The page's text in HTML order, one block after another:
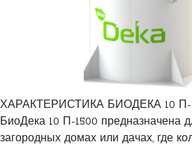
ХАРАКТЕРИСТИКА БИОДЕКА 10 П-
БиоДека 10 П-1500 предназначена
загородных домах или дачах, где